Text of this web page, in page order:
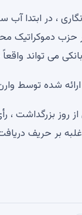
حزب دموکراتیک
ارائه شده
روز بزرگداشت ،
ها 60 رای برای